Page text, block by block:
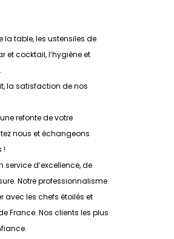
la table, les ustensiles de
et cocktail, l’hygiène et
la satisfaction de nos
refonte de votre
nous et échangeons
!
d’excellence, de
Notre professionnalisme
avec les chefs étoilés et
France. Nos clients les plus